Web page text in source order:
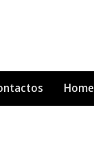
Home